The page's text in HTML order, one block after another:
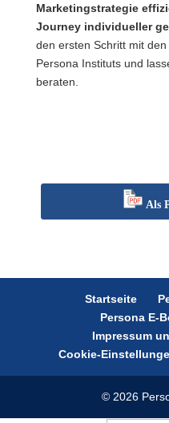
Marketingstrategie
Journey individueller
den ersten Schritt mit
Persona Instituts und
beraten.
Als
Startseite
Persona E-
Impressum
Cookie-
© 2026